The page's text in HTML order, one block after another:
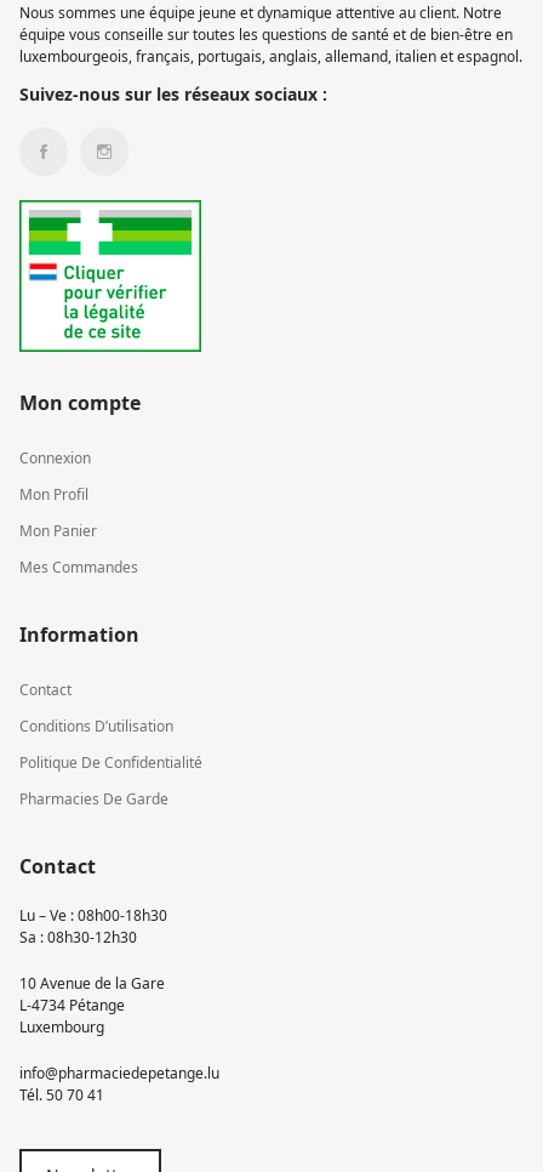
Nous sommes une équipe jeune et dynamique attentive au client. Notre
équipe vous conseille sur toutes les questions de santé et de bien-être en
luxembourgeois, français, portugais, anglais, allemand, italien et espagnol.
Suivez-nous sur les réseaux sociaux :
Mon compte
Connexion
Mon Profil
Mon Panier
Mes Commandes
Information
Contact
Conditions D’utilisation
Politique De Confidentialité
Pharmacies De Garde
Contact
Lu – Ve : 08h00-18h30
Sa : 08h30-12h30
10 Avenue de la Gare
L-4734 Pétange
Luxembourg
info@pharmaciedepetange.lu
Tél.50 70 41